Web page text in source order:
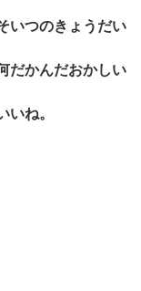
いつのきょうだい
だかんだおかしい
いね。